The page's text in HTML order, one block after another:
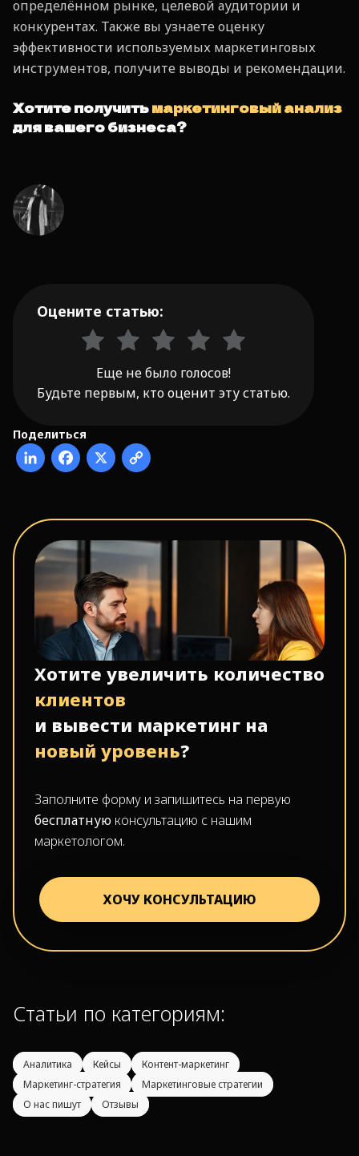
определённом рынке, целевой аудитории и
конкурентах. Также вы узнаете оценку
эффективности используемых маркетинговых
инструментов, получите выводы и рекомендации.
Хотите получитьмаркетинговый анализ
для вашего бизнеса?
Оцените статью:
Еще не было голосов!
Будьте первым, кто оценит эту статью.
Поделиться
Хотите увеличить количество
клиентов
и вывести маркетинг на
новый уровень?
Заполните форму и запишитесь на первую
бесплатную консультацию с нашим
маркетологом.
ХОЧУ КОНСУЛЬТАЦИЮ
Статьи по категориям:
Аналитика Кейсы
Контент-маркетинг
Маркетинг-стратегия
Маркетинговые стратегии
О нас пишут
Отзывы